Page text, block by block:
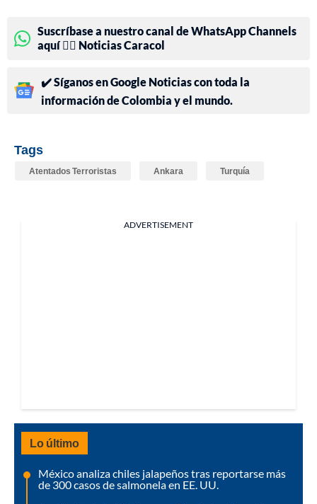
Suscríbase a nuestro canal de WhatsApp Channels
aquí 👉🏻 Noticias Caracol
✔️ Síganos en Google Noticias con toda la
información de Colombia y el mundo.
Tags
Atentados Terroristas Ankara Turquía
ADVERTISEMENT
Lo último
México analiza chiles jalapeños tras reportarse más
de 300 casos de salmonela en EE. UU.